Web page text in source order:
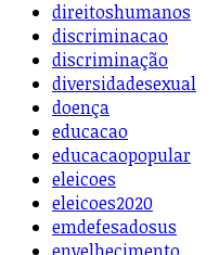
direitoshumanos
discriminacao
discriminação
diversidadesexual
doença
educacao
educacaopopular
eleicoes
eleicoes2020
emdefesadosus